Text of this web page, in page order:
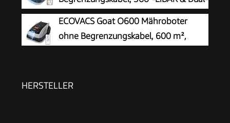
KI-Vision
ECOVACS Goat O600 Mähroboter
ohne Begrenzungskabel, 600 m²,
Steuerung, passiert 0,7 m schmale Stellen
HERSTELLER